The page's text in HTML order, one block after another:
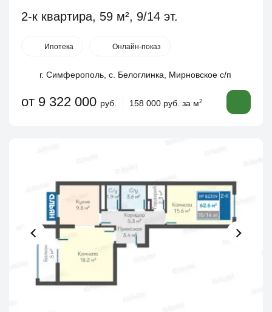
2-к квартира, 59 м², 9/14 эт.
Ипотека Онлайн-показ
г. Симферополь, с. Белоглинка, Мирновское с/п
от 9 322 000 руб. 158 000 руб. за м2